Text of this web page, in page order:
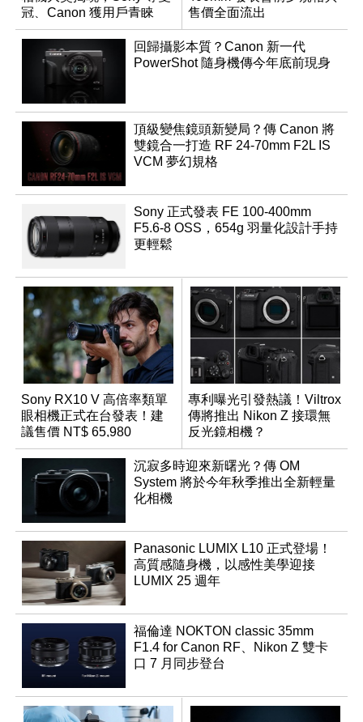
冠、Canon 獲用戶青睞
售價全面流出
回歸攝影本質？Canon 新一代
PowerShot 隨身機傳今年底前現身
頂級變焦鏡頭新變局？傳 Canon 將
雙鏡合一打造 RF 24-70mm F2L IS
VCM 夢幻規格
Sony 正式發表 FE 100-400mm
F5.6-8 OSS，654g 羽量化設計手持
更輕鬆
Sony RX10 V 高倍率類單
眼相機正式在台發表！建
議售價 NT$ 65,980
專利曝光引發熱議！Viltrox
傳將推出 Nikon Z 接環無
反光鏡相機？
沉寂多時迎來新曙光？傳 OM
System 將於今年秋季推出全新輕量
化相機
Panasonic LUMIX L10 正式登場！
高質感隨身機，以感性美學迎接
LUMIX 25 週年
福倫達 NOKTON classic 35mm
F1.4 for Canon RF、Nikon Z 雙卡
口 7 月同步登台